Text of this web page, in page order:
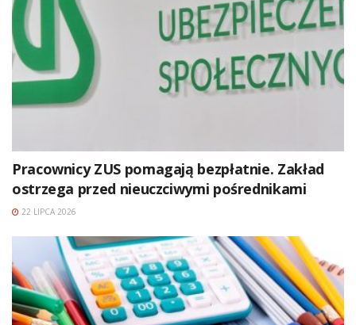
Pracownicy ZUS pomagają bezpłatnie. Zakład
ostrzega przed nieuczciwymi pośrednikami
22 LIPCA 2026